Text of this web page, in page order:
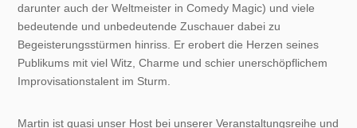
darunter auch der Weltmeister in Comedy Magic) und viele
bedeutende und unbedeutende Zuschauer dabei zu
Begeisterungsstürmen hinriss. Er erobert die Herzen seines
Publikums mit viel Witz, Charme und schier unerschöpflichem
Improvisationstalent im Sturm.
Martin ist quasi unser Host bei unserer Veranstaltungsreihe und